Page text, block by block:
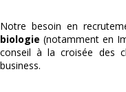
Notre besoin en
biologie (notamment en
conseil à la croisée des
business.